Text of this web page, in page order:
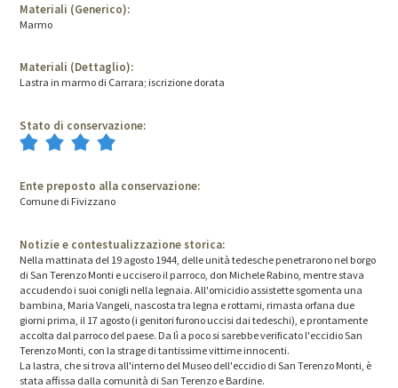
Materiali (Generico):
Marmo
Materiali (Dettaglio):
Lastra in marmo di Carrara; iscrizione dorata
Stato di conservazione:
Ente preposto alla conservazione:
Comune di Fivizzano
Notizie e contestualizzazione storica:
Nella mattinata del 19 agosto 1944, delle unità tedesche penetrarono nel borgo
di San Terenzo Monti e uccisero il parroco, don Michele Rabino, mentre stava
accudendo i suoi conigli nella legnaia. All'omicidio assistette sgomenta una
bambina, Maria Vangeli, nascosta tra legna e rottami, rimasta orfana due
giorni prima, il 17 agosto (i genitori furono uccisi dai tedeschi), e prontamente
accolta dal parroco del paese. Da lì a poco si sarebbe verificato l'eccidio San
Terenzo Monti, con la strage di tantissime vittime innocenti.
La lastra, che si trova all'interno del Museo dell'eccidio di San Terenzo Monti, è
stata affissa dalla comunità di San Terenzo e Bardine.